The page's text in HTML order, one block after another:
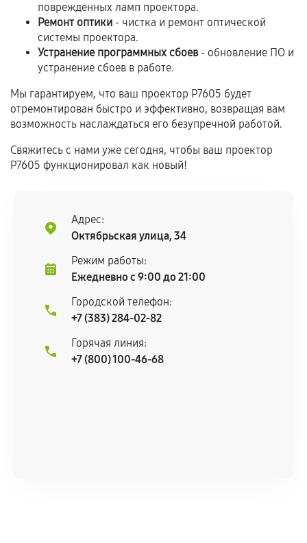
Если комплектующие куплены
самостоятельно
Гарантия на выполненные работы может
сохраняться полностью или частично, если
соблюдены следующие условия:
техническим параметрам и не имеют внешних
дефектов.
центром.
При этом гарантия на сами комплектующие
остается на стороне производителя или
продавца. За качество сторонних деталей
сервисный центр ответственности не несет.
поврежденных ламп проектора.
Ремонт оптики - чистка и ремонт оптической
системы проектора.
Устранение программных сбоев- обновление ПО и
устранение сбоев в работе.
Мы гарантируем, что ваш проектор P7605 будет
отремонтирован быстро и эффективно, возвращая вам
возможность наслаждаться его безупречной работой.
Свяжитесь с нами уже сегодня, чтобы ваш проектор
P7605 функционировал как новый!
Адрес:
Октябрьская улица, 34
Режим работы:
Ежедневно с 9:00 до 21:00
Городской телефон:
+7 (383) 284-02-82
Горячая линия:
+7 (800) 100-46-68